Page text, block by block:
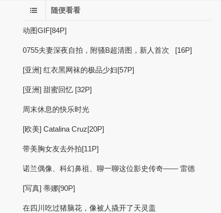
随便看看
动图GIF[84P]
0755夫妻深夜自拍，附骚B超清图，新人首次 [16P]
[亚洲] 红衣黑网袜的极品少妇[57P]
[亚洲] 甜蜜回忆 [32P]
周末休息的快乐时光
[欧美] Catalina Cruz[20P]
带美胸女友去外拍[11P]
诺兰偶像、科幻鼻祖、聊一聊这位影史传奇—— 雷德
[写真] 蒂娜[90P]
在四川吃过猪脑花，像被人撬开了天灵盖